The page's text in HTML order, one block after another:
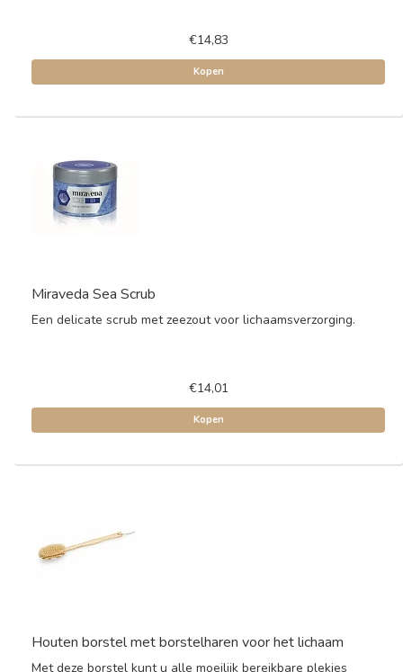
€14,83
Kopen
Miraveda Sea Scrub
Een delicate scrub met zeezout voor lichaamsverzorging.
€14,01
Kopen
Houten borstel met borstelharen voor het lichaam
Met deze borstel kunt u alle moeilijk bereikbare plekjes